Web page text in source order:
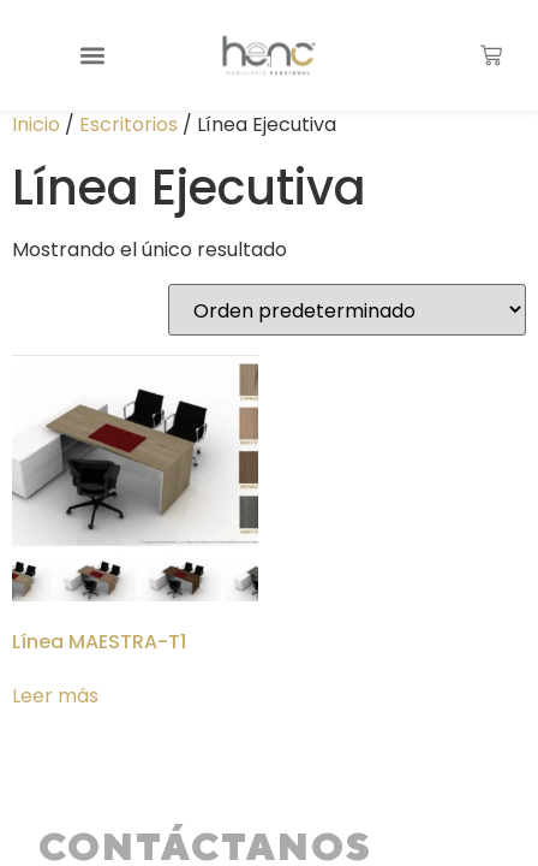
Inicio / Escritorios / Línea Ejecutiva
Línea Ejecutiva
Mostrando el único resultado
Línea MAESTRA-T1
Leer más
CONTÁCTANOS